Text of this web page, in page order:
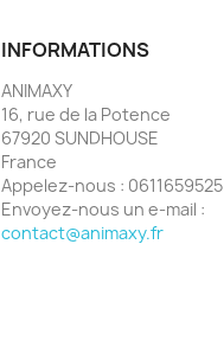
INFORMATIONS
ANIMAXY
16, rue de la Potence
67920 SUNDHOUSE
France
Appelez-nous : 0611659525
Envoyez-nous un e-mail :
contact@animaxy.fr